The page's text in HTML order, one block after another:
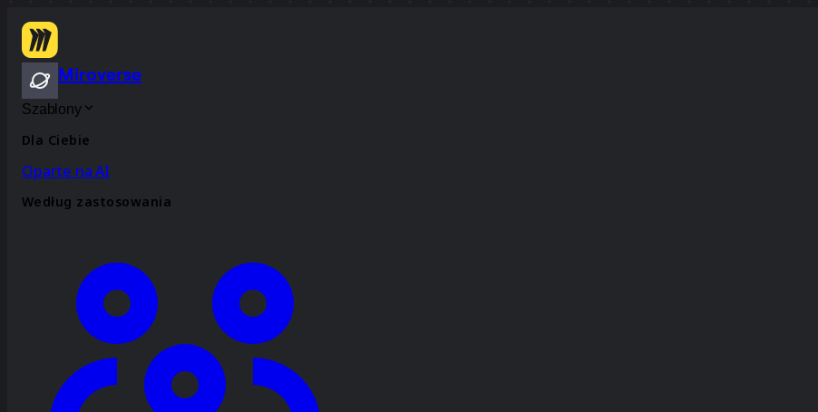
Miroverse
Szablony
Dla Ciebie
Oparte na AI
Według zastosowania